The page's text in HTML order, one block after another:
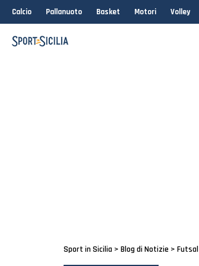
Calcio Pallanuoto Basket Motori Volley
Sport in Sicilia > Blog di Notizie > Futsal